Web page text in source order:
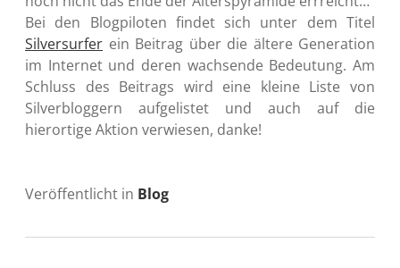
Bei den Blogpiloten findet sich unter dem Titel
Silversurfer ein Beitrag über die ältere Generation
im Internet und deren wachsende Bedeutung. Am
Schluss des Beitrags wird eine kleine Liste von
Silverbloggern aufgelistet und auch auf die
hierortige Aktion verwiesen, danke!
Veröffentlicht in Blog